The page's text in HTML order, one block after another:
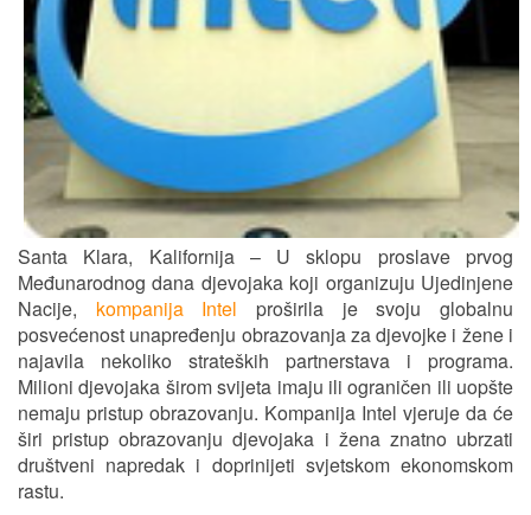
Santa Klara, Kalifornija – U sklopu proslave prvog
Međunarodnog dana djevojaka koji organizuju Ujedinjene
Nacije, kompanija Intel proširila je svoju globalnu
posvećenost unapređenju obrazovanja za djevojke i žene i
najavila nekoliko strateških partnerstava i programa.
Milioni djevojaka širom svijeta imaju ili ograničen ili uopšte
nemaju pristup obrazovanju. Kompanija Intel vjeruje da će
širi pristup obrazovanju djevojaka i žena znatno ubrzati
društveni napredak i doprinijeti svjetskom ekonomskom
rastu.